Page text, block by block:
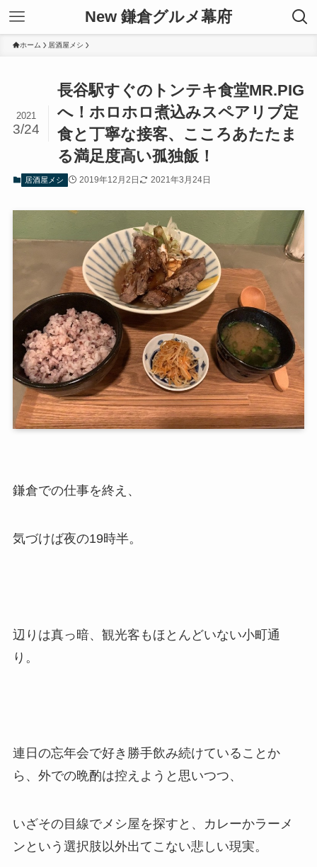
New 鎌倉グルメ幕府
ホーム 居酒屋メシ
長谷駅すぐのトンテキ食堂MR.PIG
へ！ホロホロ煮込みスペアリブ定
食と丁寧な接客、こころあたたま
る満足度高い孤独飯！
2021
3/24
居酒屋メシ 2019年12月2日 2021年3月24日
鎌倉での仕事を終え、
気づけば夜の19時半。
辺りは真っ暗、観光客もほとんどいない小町通
り。
連日の忘年会で好き勝手飲み続けていることか
ら、外での晩酌は控えようと思いつつ、
いざその目線でメシ屋を探すと、カレーかラーメ
ンという選択肢以外出てこない悲しい現実。